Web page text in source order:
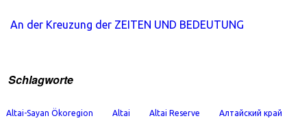
An der Kreuzung der ZEITEN UND BEDEUTUNG
Schlagworte
Altai-Sayan Ökoregion Altai Altai Reserve Алтайский край